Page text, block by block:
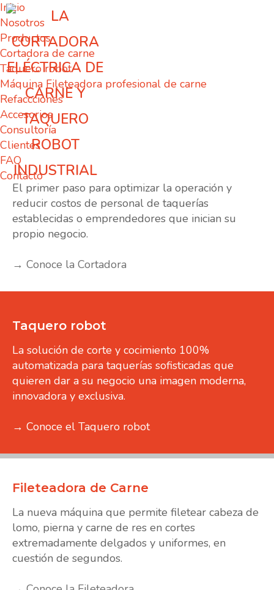
Inicio
Nosotros
Productos
Cortadora de carne
Taquero robot
Máquina Fileteadora profesional de carne
Refaccciones
Accesorios
Consultoría
Clientes
FAQ
Contacto
Cortadora de carne
El primer paso para optimizar la operación y
reducir costos de personal de taquerías
establecidas o emprendedores que inician su
propio negocio.
→ Conoce la Cortadora
Taquero robot
La solución de corte y cocimiento 100%
automatizada para taquerías sofisticadas que
quieren dar a su negocio una imagen moderna,
innovadora y exclusiva.
→ Conoce el Taquero robot
Fileteadora de Carne
La nueva máquina que permite filetear cabeza de
lomo, pierna y carne de res en cortes
extremadamente delgados y uniformes, en
cuestión de segundos.